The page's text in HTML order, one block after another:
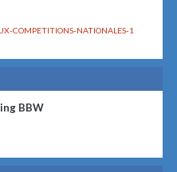
COMPETITIONS-NATIONALES-1
BBW